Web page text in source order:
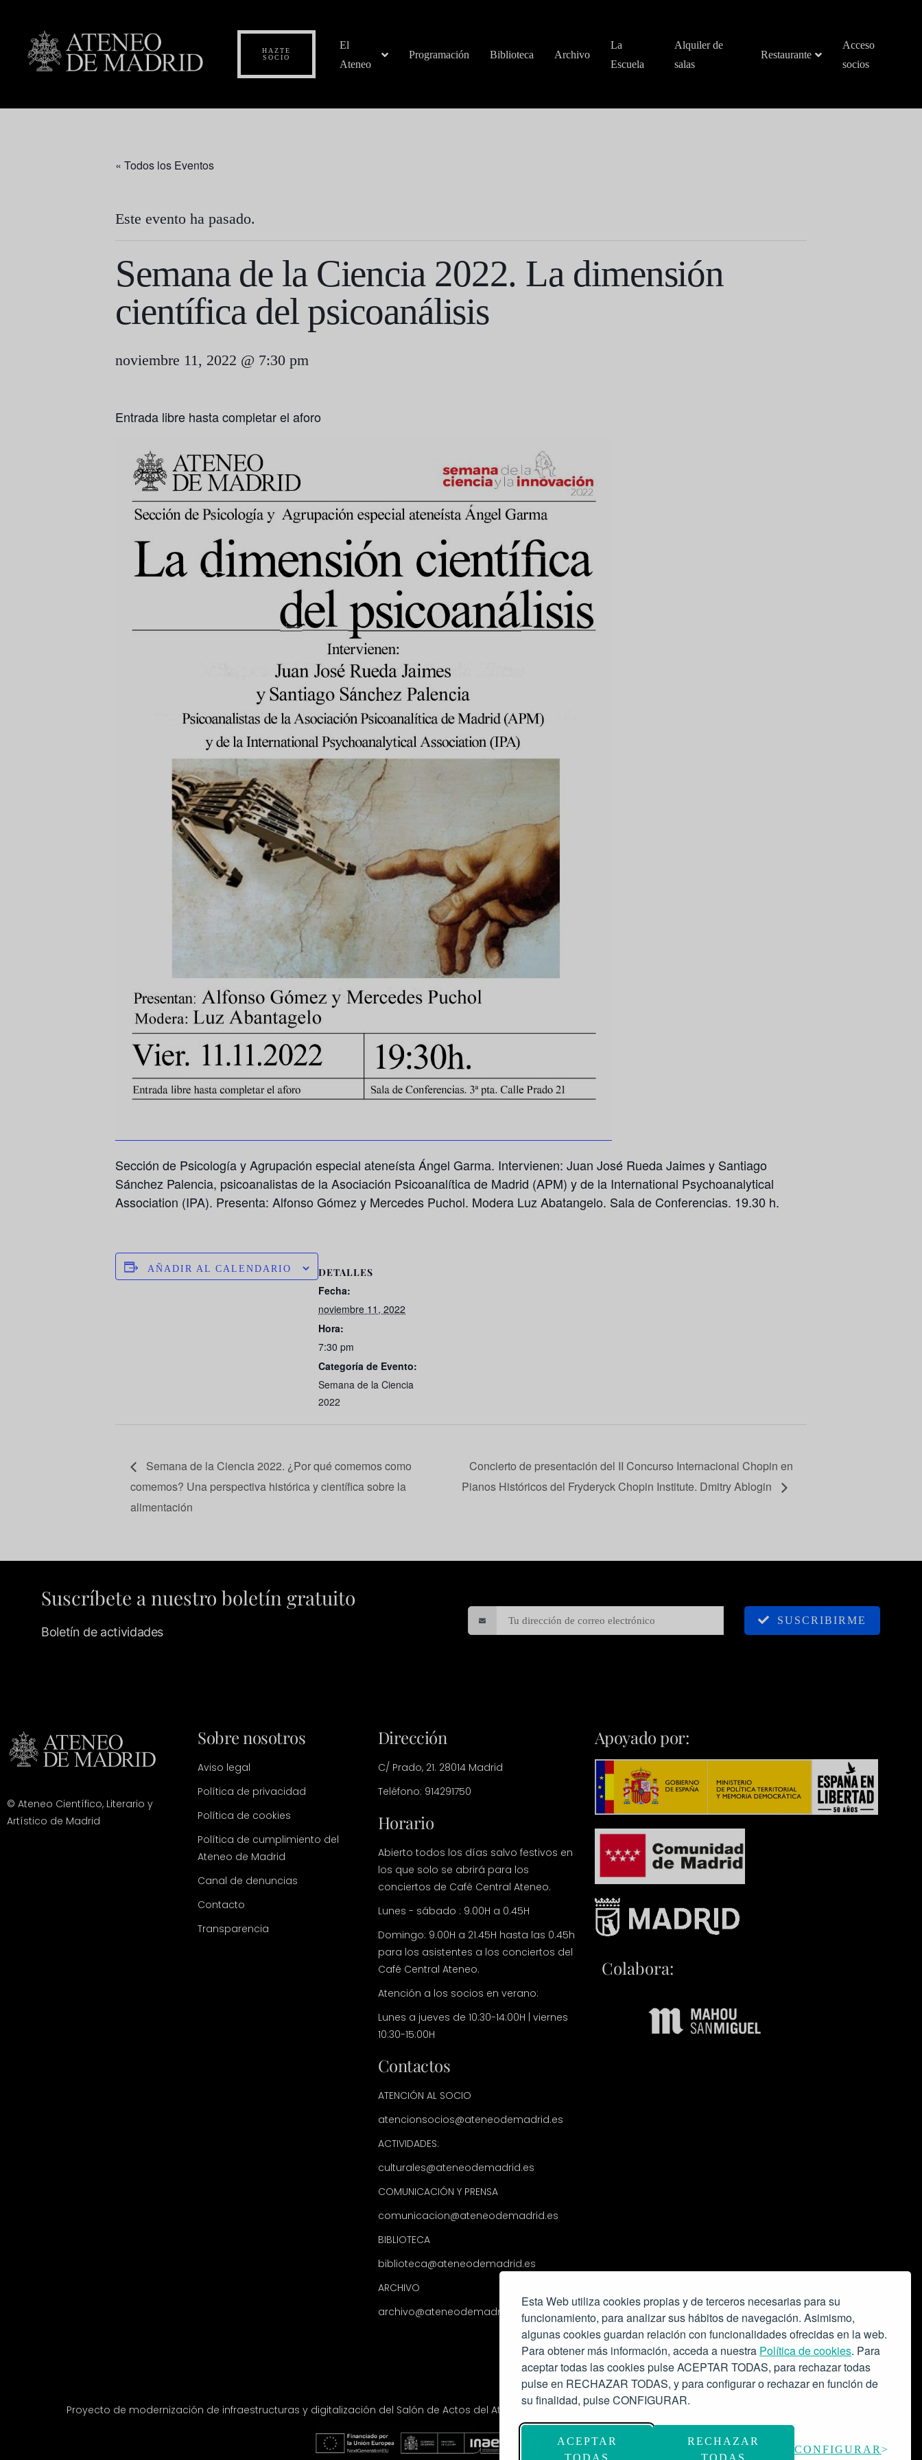
Esta Web utiliza cookies propias y de terceros necesarias para su
funcionamiento, para analizar sus hábitos de navegación. Asimismo,
algunas cookies guardan relación con funcionalidades ofrecidas en la web.
Para obtener más información, acceda a nuestra Política de cookies. Para
aceptar todas las cookies pulse ACEPTAR TODAS, para rechazar todas
pulse en RECHAZAR TODAS, y para configurar o rechazar en función de
su finalidad, pulse CONFIGURAR.
ACEPTAR
TODAS
RECHAZAR
TODAS
CONFIGURAR
HAZTE
SOCIO
El
Ateneo
Programación Biblioteca Archivo
La
Escuela
Alquiler de
salas
Restaurante
Acceso
socios
« Todos los Eventos
Este evento ha pasado.
Semana de la Ciencia 2022. La dimensión
científica del psicoanálisis
noviembre 11, 2022 @ 7:30 pm
Entrada libre hasta completar el aforo
Sección de Psicología y Agrupación especial ateneísta Ángel Garma. Intervienen: Juan José Rueda Jaimes y Santiago
Sánchez Palencia, psicoanalistas de la Asociación Psicoanalítica de Madrid (APM) y de la International Psychoanalytical
Association (IPA). Presenta: Alfonso Gómez y Mercedes Puchol. Modera Luz Abatangelo. Sala de Conferencias. 19.30 h.
AÑADIR AL CALENDARIO DETALLES
Fecha:
noviembre 11, 2022
Hora:
7:30 pm
Categoría de Evento:
Semana de la Ciencia
2022
Semana de la Ciencia 2022. ¿Por qué comemos como
comemos? Una perspectiva histórica y científica sobre la
alimentación
Concierto de presentación del II Concurso Internacional Chopin en
Pianos Históricos del Fryderyck Chopin Institute. Dmitry Ablogin
Suscríbete a nuestro boletín gratuito
Boletín de actividades
SUSCRIBIRME
© Ateneo Científico, Literario y
Artístico de Madrid
Sobre nosotros
Aviso legal
Política de privacidad
Política de cookies
Política de cumplimiento del
Ateneo de Madrid
Canal de denuncias
Contacto
Transparencia
Dirección
C/ Prado, 21. 28014 Madrid
Teléfono: 914291750
Horario
Abierto todos los días salvo festivos en
los que solo se abrirá para los
conciertos de Café Central Ateneo.
Lunes - sábado : 9.00H a 0.45H
Domingo: 9.00H a 21.45H hasta las 0.45h
para los asistentes a los conciertos del
Café Central Ateneo.
Atención a los socios en verano:
Lunes a jueves de 10:30-14:00H | viernes
10:30-15:00H
Contactos
ATENCIÓN AL SOCIO
atencionsocios@ateneodemadrid.es
ACTIVIDADES:
culturales@ateneodemadrid.es
COMUNICACIÓN Y PRENSA
comunicacion@ateneodemadrid.es
BIBLIOTECA
biblioteca@ateneodemadrid.es
ARCHIVO
archivo@ateneodemadrid.es
Apoyado por:
Colabora:
Proyecto de modernización de infraestructuras y digitalización del Salón de Actos del Ateneo de Madrid como espacio escénico-musical.